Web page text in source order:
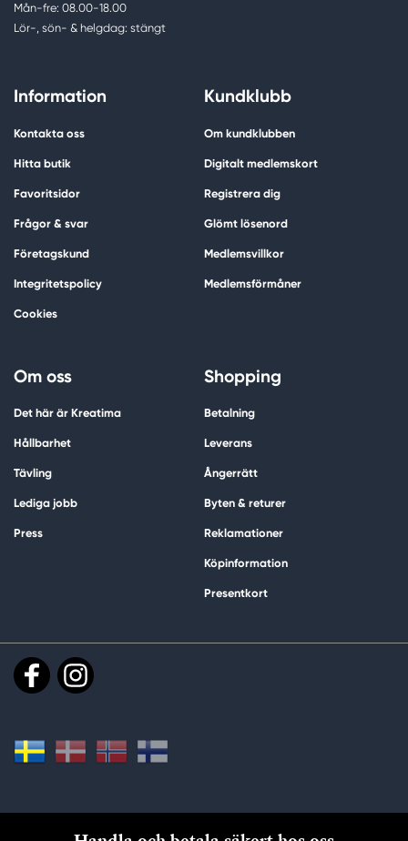
Mån-fre: 08.00-18.00
Lör-, sön- & helgdag: stängt
Information
Kontakta oss
Hitta butik
Favoritsidor
Frågor & svar
Företagskund
Integritetspolicy
Cookies
Kundklubb
Om kundklubben
Digitalt medlemskort
Registrera dig
Glömt lösenord
Medlemsvillkor
Medlemsförmåner
Om oss
Det här är Kreatima
Hållbarhet
Tävling
Lediga jobb
Press
Shopping
Betalning
Leverans
Ångerrätt
Byten & returer
Reklamationer
Köpinformation
Presentkort